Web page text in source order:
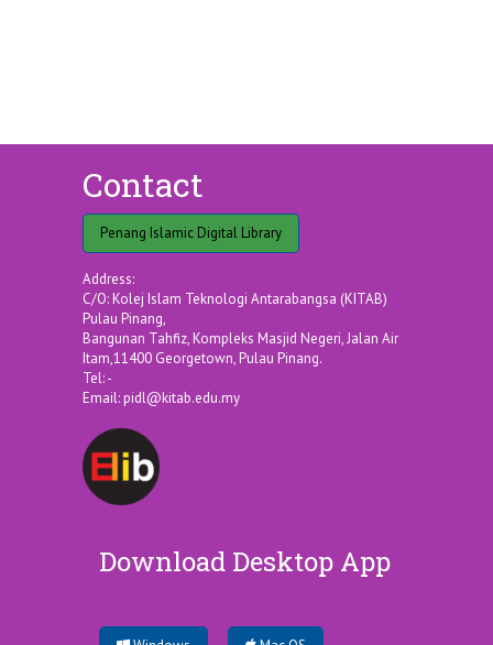
Contact
Penang Islamic Digital Library
Address:
C/O: Kolej Islam Teknologi Antarabangsa (KITAB)
Pulau Pinang,
Bangunan Tahfiz, Kompleks Masjid Negeri, Jalan Air
Itam,11400 Georgetown, Pulau Pinang.
Tel: -
Email:pidl@kitab.edu.my
Download Desktop App